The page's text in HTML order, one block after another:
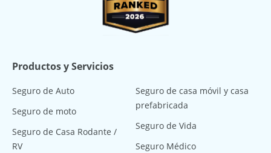
Productos y Servicios
Seguro de Auto
Seguro de moto
Seguro de Casa Rodante /
RV
Seguro de casa móvil y casa
prefabricada
Seguro de Vida
Seguro Médico